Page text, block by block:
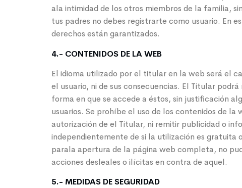
ala intimidad de los otros miembros de la familia,
tus padres no debes registrarte como usuario. En
derechos están garantizados.
4.- CONTENIDOS DE LA WEB
El idioma utilizado por el titular en la web será el
el usuario, ni de sus consecuencias. El Titular
forma en que se accede a éstos, sin justificación
usuarios. Se prohíbe el uso de los contenidos de
autorización de el Titular, ni remitir publicidad o
independientemente de si la utilización es gratuita
parala apertura de la página web completa, no
acciones desleales o ilícitas en contra de aquel.
5.- MEDIDAS DE SEGURIDAD